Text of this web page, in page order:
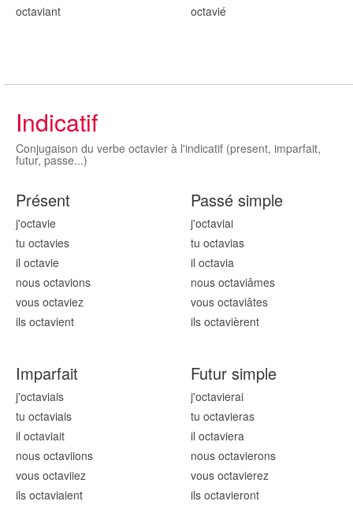
octaviant octavié
Indicatif
Conjugaison du verbe octavier à l'indicatif (present, imparfait,
futur, passe...)
Présent
j'octavie
tu octavies
il octavie
nous octavions
vous octaviez
ils octavient
Passé simple
j'octaviai
tu octavias
il octavia
nous octaviâmes
vous octaviâtes
ils octavièrent
Imparfait
j'octaviais
tu octaviais
il octaviait
nous octaviions
vous octaviiez
ils octaviaient
Futur simple
j'octavierai
tu octavieras
il octaviera
nous octavierons
vous octavierez
ils octavieront